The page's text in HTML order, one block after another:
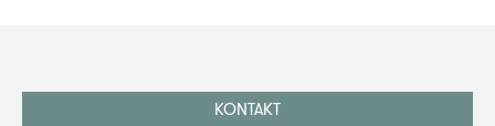
KONTAKT